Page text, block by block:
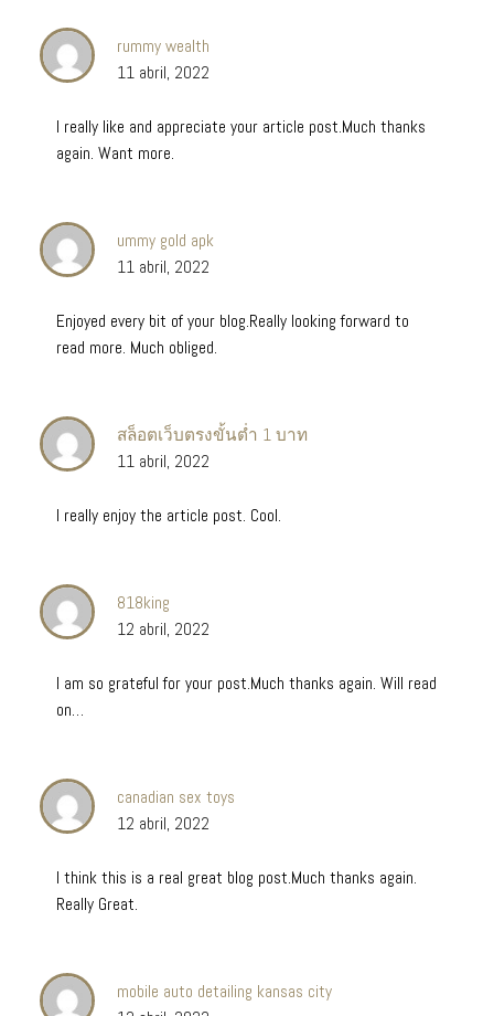
rummy wealth
11 abril, 2022
I really like and appreciate your article post.Much thanks
again. Want more.
ummy gold apk
11 abril, 2022
Enjoyed every bit of your blog.Really looking forward to
read more. Much obliged.
สล็อตเว็บตรงขั้นต่ำ 1 บาท
11 abril, 2022
I really enjoy the article post. Cool.
818king
12 abril, 2022
I am so grateful for your post.Much thanks again. Will read
on…
canadian sex toys
12 abril, 2022
I think this is a real great blog post.Much thanks again.
Really Great.
mobile auto detailing kansas city